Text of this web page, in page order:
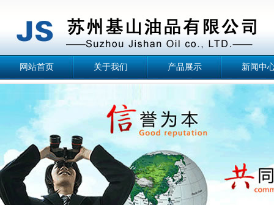
网站首页 关于我们 产品展示 新闻中